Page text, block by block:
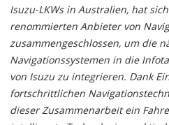
Isuzu-LKWs in Australien, hat
renommierten Anbieter von
zusammengeschlossen, um die
Navigationssystemen in die
von Isuzu zu integrieren. Dank
fortschrittlichen
dieser Zusammenarbeit ein